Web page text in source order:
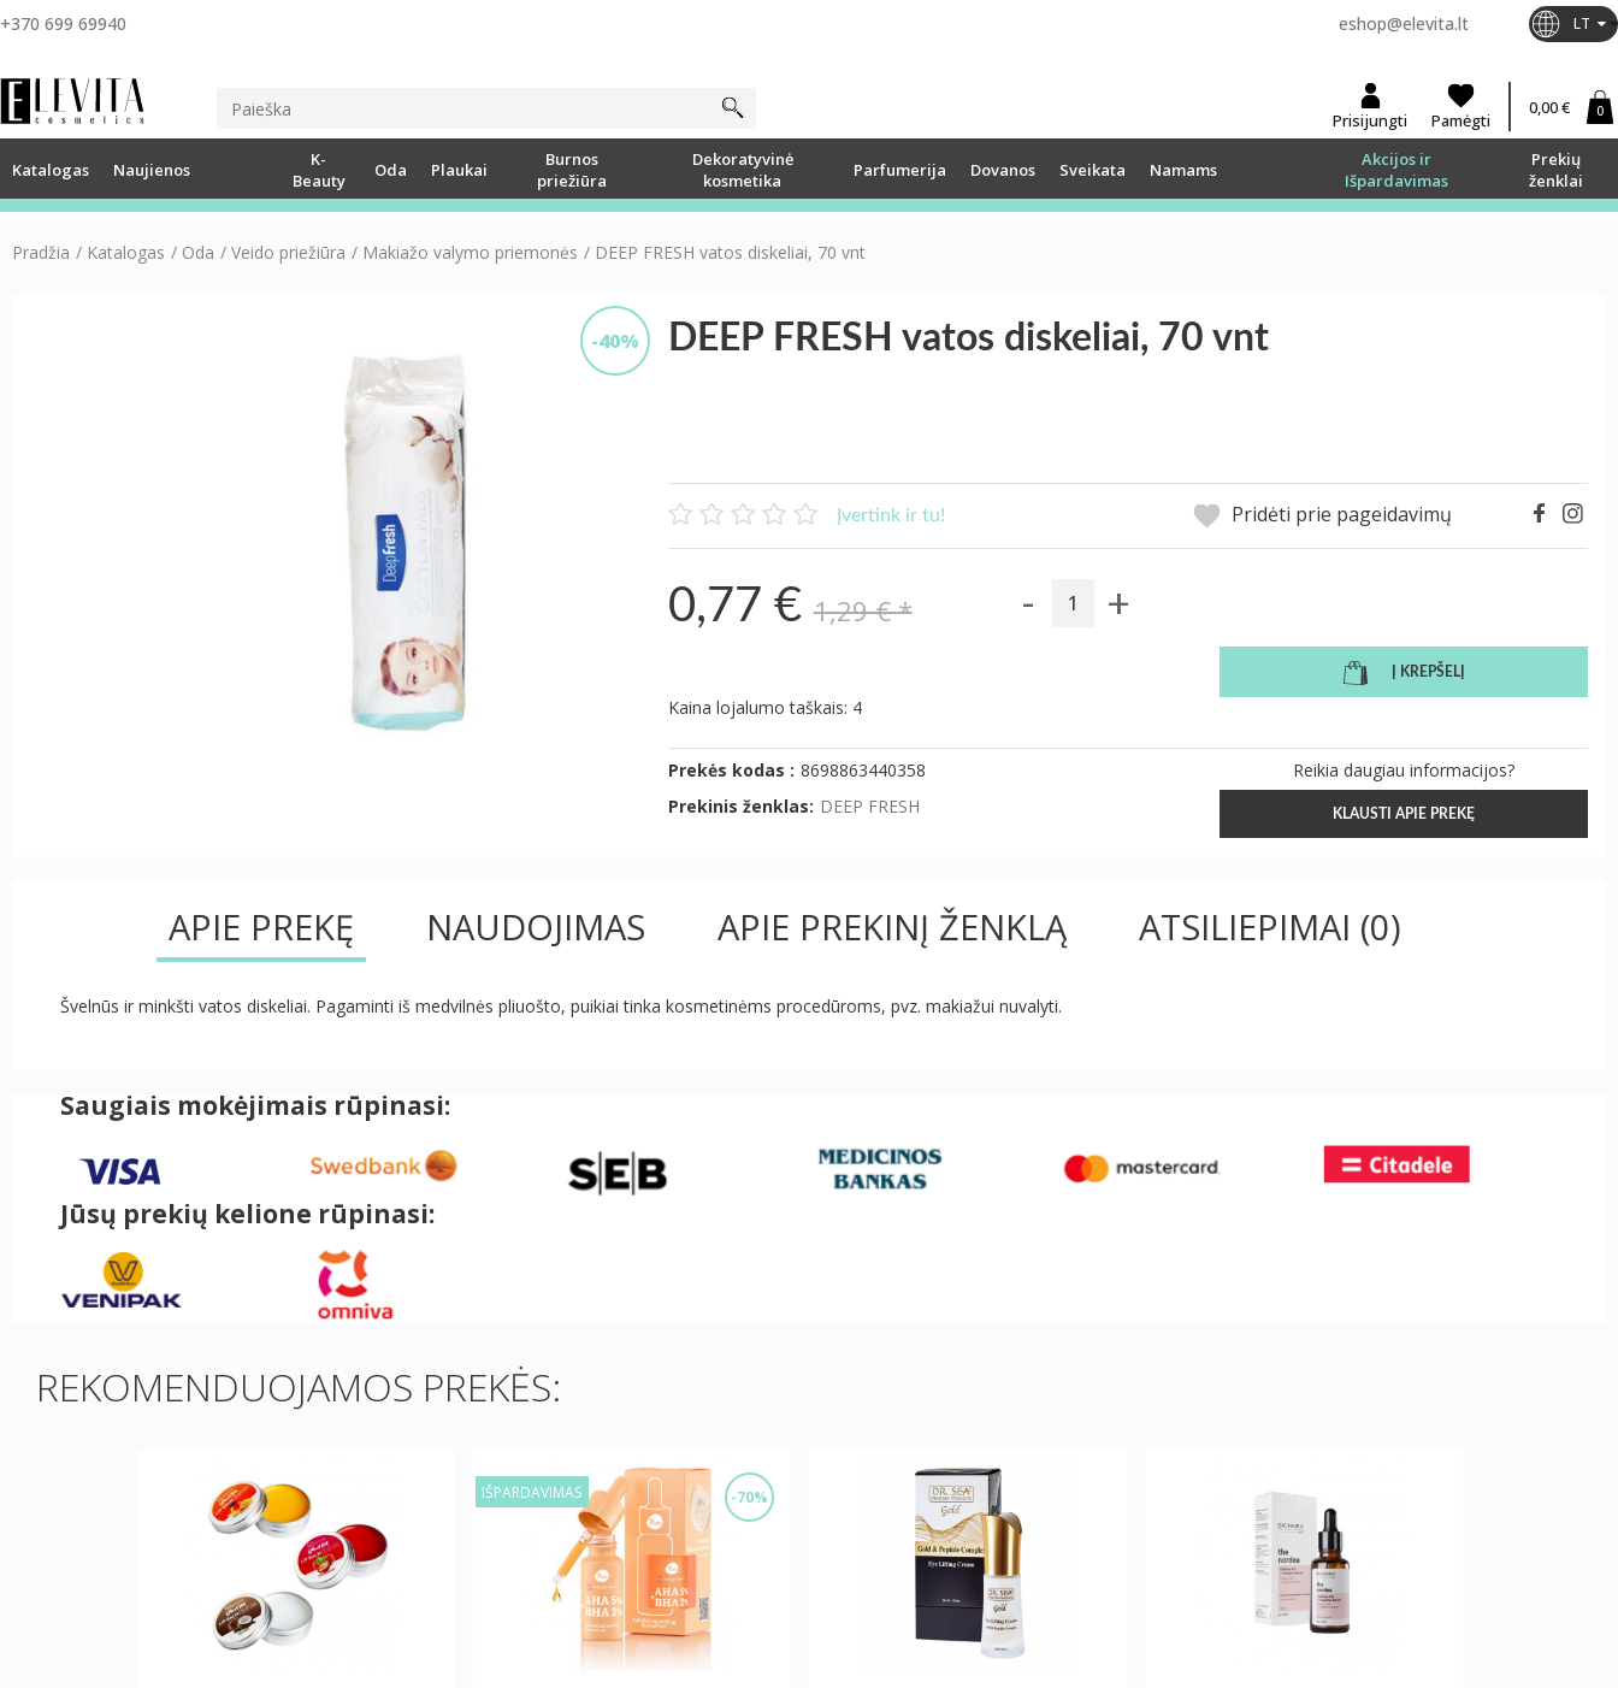
+370 699 69940 eshop@elevita.lt LT
Prisijungti Pamėgti
0,00 € 0
Katalogas Naujienos
K-
Beauty
Oda Plaukai
Burnos
priežiūra
Dekoratyvinė
kosmetika
Parfumerija Dovanos Sveikata Namams
Akcijos ir
Išpardavimas
Prekių
ženklai
Pradžia / Katalogas / Oda / Veido priežiūra / Makiažo valymo priemonės / DEEP FRESH vatos diskeliai, 70 vnt
-40% DEEP FRESH vatos diskeliai, 70 vnt
Įvertink ir tu! Pridėti prie pageidavimų
0,77 € 1,29 €* - +
Į KREPŠELĮ
Kaina lojalumo taškais: 4
Prekės kodas : 8698863440358
Prekinis ženklas: DEEP FRESH
Reikia daugiau informacijos?
KLAUSTI APIE PREKĘ
APIE PREKĘ NAUDOJIMAS APIE PREKINĮ ŽENKLĄ ATSILIEPIMAI (0)
Švelnūs ir minkšti vatos diskeliai. Pagaminti iš medvilnės pliuošto, puikiai tinka kosmetinėms procedūroms, pvz. makiažui nuvalyti.
Saugiais mokėjimais rūpinasi:
Jūsų prekių kelione rūpinasi:
REKOMENDUOJAMOS PREKĖS:
-70%
IŠPARDAVIMAS